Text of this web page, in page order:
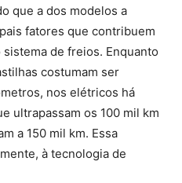
que a dos modelos a
fatores que contribuem
de freios. Enquanto
costumam ser
nos elétricos há
ultrapassam os 100 mil km
a 150 mil km. Essa
à tecnologia de